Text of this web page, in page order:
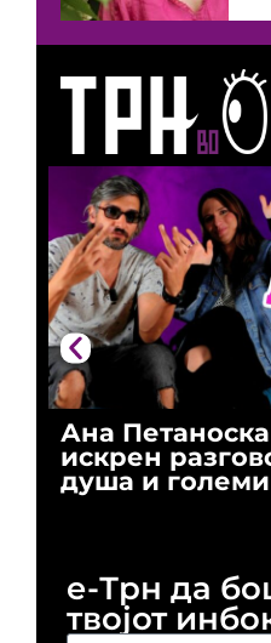
Ана
искрен
душа и
е-Трн да
твојот